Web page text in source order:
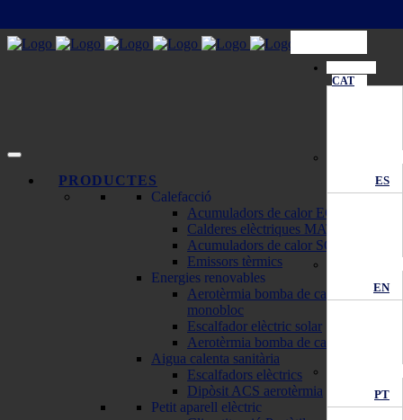
CAT
ES
EN
PT
PRODUCTES
Calefacció
Acumuladors de calor ECOMBI
Calderes elèctriques MATTIRA
Acumuladors de calor SOLAR
Emissors tèrmics
Energies renovables
Aerotèrmia bomba de calor
monobloc
Escalfador elèctric solar
Aerotèrmia bomba de calor
Aigua calenta sanitària
Escalfadors elèctrics
Dipòsit ACS aerotèrmia
Petit aparell elèctric